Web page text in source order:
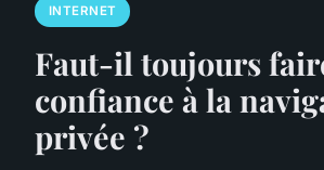
INTERNET
Faut-il toujours
confiance à la
privée ?